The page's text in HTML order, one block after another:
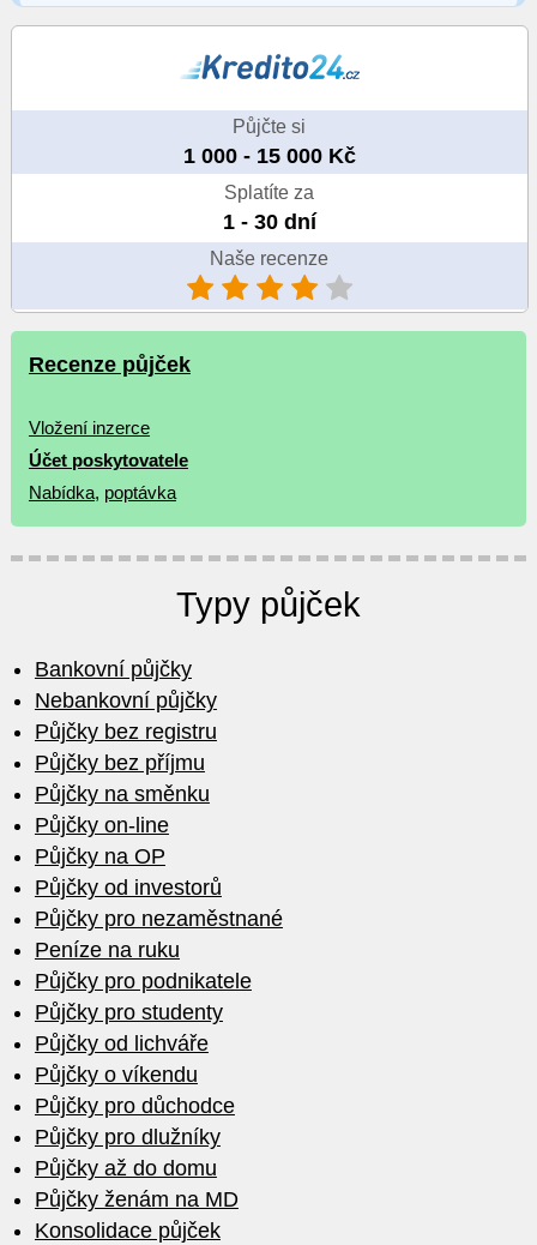
Půjčte si
1 000 - 15 000 Kč
Splatíte za
1 - 30 dní
Naše recenze
Recenze půjček
Vložení inzerce
Účet poskytovatele
Nabídka, poptávka
Typy půjček
Bankovní půjčky
Nebankovní půjčky
Půjčky bez registru
Půjčky bez příjmu
Půjčky na směnku
Půjčky on-line
Půjčky na OP
Půjčky od investorů
Půjčky pro nezaměstnané
Peníze na ruku
Půjčky pro podnikatele
Půjčky pro studenty
Půjčky od lichváře
Půjčky o víkendu
Půjčky pro důchodce
Půjčky pro dlužníky
Půjčky až do domu
Půjčky ženám na MD
Konsolidace půjček